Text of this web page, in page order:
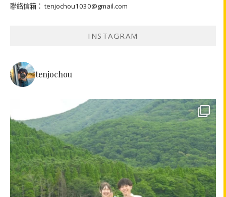
聯絡信箱： tenjochou1030@gmail.com
INSTAGRAM
tenjochou